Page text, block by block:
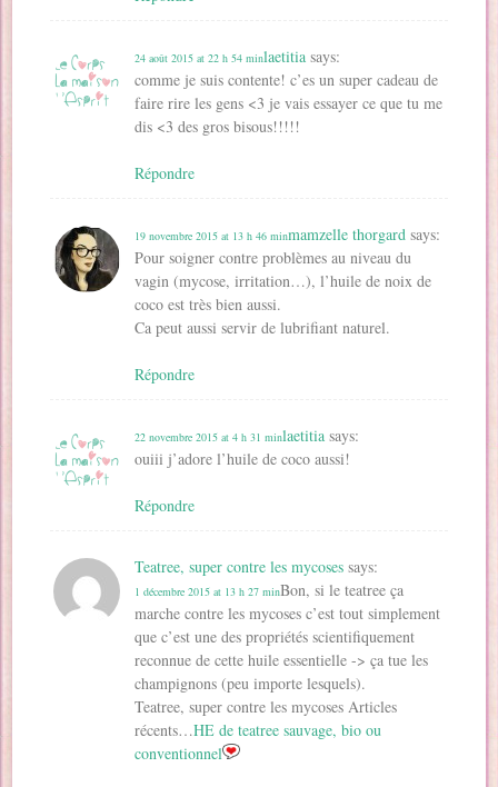
laetitia says:
24 août 2015 at 22 h 54 min
comme je suis contente! c’es un super cadeau de
faire rire les gens <3 je vais essayer ce que tu me
dis <3 des gros bisous!!!!!
Répondre
mamzelle thorgard says:
19 novembre 2015 at 13 h 46 min
Pour soigner contre problèmes au niveau du
vagin (mycose, irritation…), l’huile de noix de
coco est très bien aussi.
Ca peut aussi servir de lubrifiant naturel.
Répondre
laetitia says:
22 novembre 2015 at 4 h 31 min
ouiii j’adore l’huile de coco aussi!
Répondre
Teatree, super contre les mycoses says:
1 décembre 2015 at 13 h 27 minBon, si le teatree ça
marche contre les mycoses c’est tout simplement
que c’est une des propriétés scientifiquement
reconnue de cette huile essentielle -> ça tue les
champignons (peu importe lesquels).
Teatree, super contre les mycoses Articles
récents…HE de teatree sauvage, bio ou
conventionnel